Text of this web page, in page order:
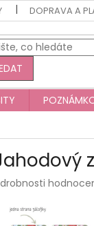
DOPRAVA A